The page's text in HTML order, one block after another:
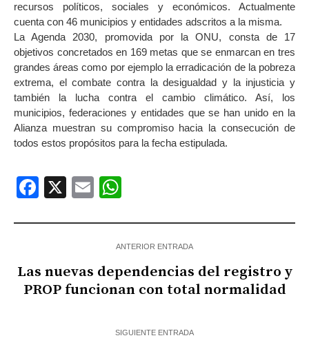
recursos políticos, sociales y económicos. Actualmente
cuenta con 46 municipios y entidades adscritos a la misma.
La Agenda 2030, promovida por la ONU, consta de 17
objetivos concretados en 169 metas que se enmarcan en tres
grandes áreas como por ejemplo la erradicación de la pobreza
extrema, el combate contra la desigualdad y la injusticia y
también la lucha contra el cambio climático. Así, los
municipios, federaciones y entidades que se han unido en la
Alianza muestran su compromiso hacia la consecución de
todos estos propósitos para la fecha estipulada.
Facebook
X Email
ANTERIOR ENTRADA
Las nuevas dependencias del registro y
PROP funcionan con total normalidad
SIGUIENTE ENTRADA